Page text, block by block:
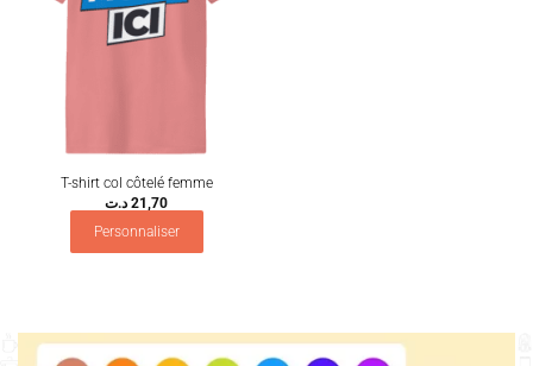
T-shirt col côtelé femme
21,70 د.ت
Personnaliser